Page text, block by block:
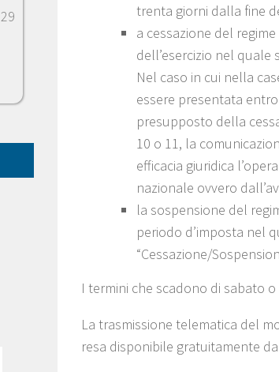
trenta giorni dalla fine
a cessazione del
dell’esercizio nel quale
Nel caso in cui nella
essere presentata
presupposto della
10 o 11, la
efficacia giuridica
nazionale ovvero
la sospensione del
periodo d’imposta nel
“Cessazione/
I termini che scadono di sabato
La trasmissione telematica del
resa disponibile gratuitamente
29